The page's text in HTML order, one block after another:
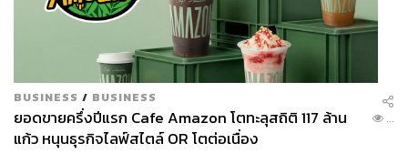
BUSINESS / BUSINESS
ยอดขายครึ่งปีแรก Cafe Amazon โตทะลุสถิติ 117 ล้าน
แก้ว หนุนธุรกิจไลฟ์สไตล์ OR โตต่อเนื่อง
...